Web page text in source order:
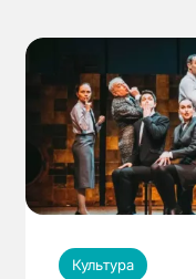
Культура